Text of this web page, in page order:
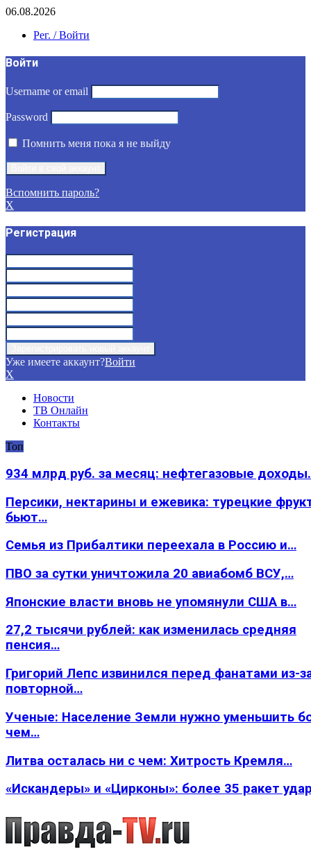
06.08.2026
Рег. / Войти
Войти
Username or email
Password
Помнить меня пока я не выйду
Вспомнить пароль?
X
Регистрация
Уже имеете аккаунт?Войти
X
Новости
ТВ Онлайн
Контакты
Топ
934 млрд руб. за месяц: нефтегазовые
Персики, нектарины и ежевика: турецкие
бьют…
Семья из Прибалтики переехала в Россию и…
ПВО за сутки уничтожила 20 авиабомб ВСУ,…
Японские власти вновь не упомянули США в…
27,2 тысячи рублей: как изменилась средняя
пенсия…
Григорий Лепс извинился перед фанатами из-
повторной…
Ученые: Население Земли нужно уменьшить
чем…
Литва осталась ни с чем: Хитрость Кремля…
«Искандеры» и «Цирконы»: более 35 ракет